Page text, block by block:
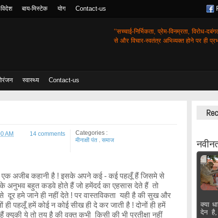
बाय-मिस्टेक योग Contact-us
‘‘सच्चाई-निर्भिकता, प्रेम-विनम्रता, विरोध-
से और विचार-स्वतंत्र अभिव्यक्त होने पर ही
स्वास्थ्य Contact-us
AM 14 comments
Categories :
मीनाक्षी पंत . समाज
कहानी है ! इसके अपने कई - कई पहलूँ हैं जिसमे से
अनुभव बहुत कडवे होते हैं जो हमेंदर्द का एहसास देते हैं तो
हमे जाने ही नहीं देते ! पर वास्तविकता यही है की सुख और
ही पहलूँ हमें कोई न कोई सीख ही दे कर जाती है ! दोनों ही हमें
ये तो तय है की वक्त कभी किसी की भी प्रतीक्षा नहीं
क्या
देन है,